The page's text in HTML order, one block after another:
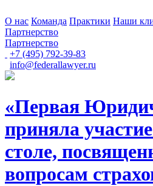
О нас Команда Практики Наши
Партнерство
Партнерство
+7 (495) 792-39-83
info@federallawyer.ru
«Первая
приняла
столе,
вопросам